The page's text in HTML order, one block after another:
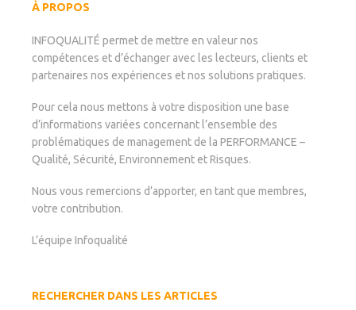
À PROPOS
INFOQUALITÉ permet de mettre en valeur nos
compétences et d’échanger avec les lecteurs, clients et
partenaires nos expériences et nos solutions pratiques.
Pour cela nous mettons à votre disposition une base
d’informations variées concernant l’ensemble des
problématiques de management de la PERFORMANCE –
Qualité, Sécurité, Environnement et Risques.
Nous vous remercions d’apporter, en tant que membres,
votre contribution.
L’équipe Infoqualité
RECHERCHER DANS LES ARTICLES